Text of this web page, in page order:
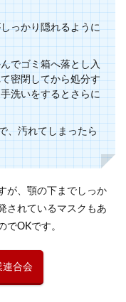
っかり隠れるように
でゴミ箱へ落とし入
密閉してから処分す
洗いをするとさらに
、汚れてしまったら
が、顎の下までしっか
されているマスクもあ
でOKです。
連合会